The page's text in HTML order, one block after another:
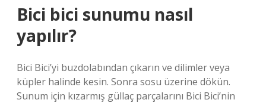
Bici bici sunumu nasıl
yapılır?
Bici Bici’yi buzdolabından çıkarın ve dilimler veya
küpler halinde kesin. Sonra sosu üzerine dökün.
Sunum için kızarmış güllaç parçalarını Bici Bici’nin